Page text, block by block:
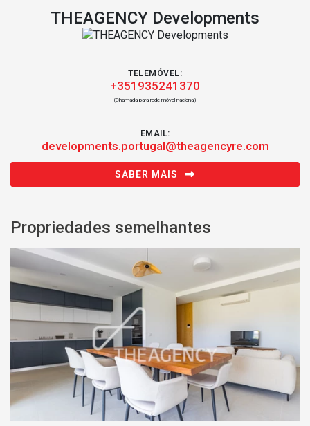
THEAGENCY Developments
TELEMÓVEL:
+351935241370
(Chamada para rede móvel nacional)
EMAIL:
developments.portugal@theagencyre.com
SABER MAIS
Propriedades semelhantes